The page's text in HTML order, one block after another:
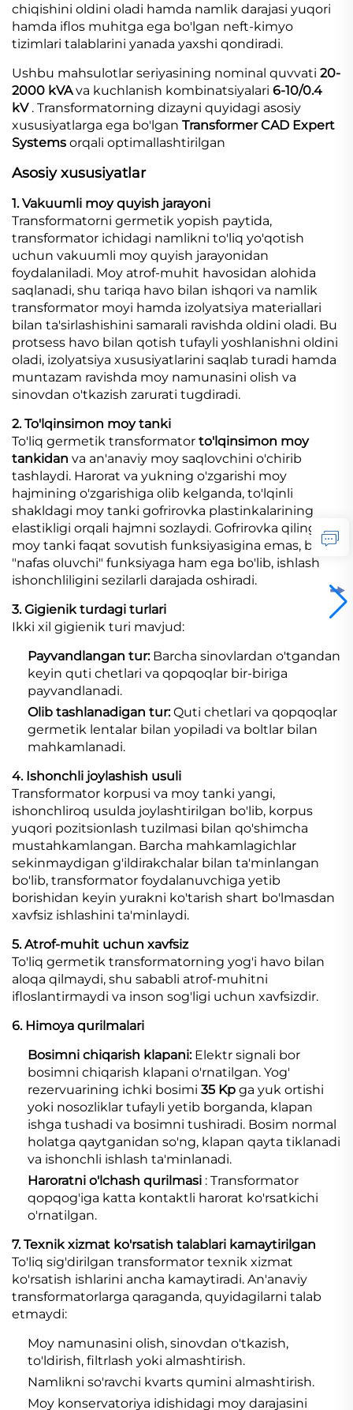
chiqishini oldini oladi hamda namlik darajasi yuqori
hamda iflos muhitga ega bo'lgan neft-kimyo
tizimlari talablarini yanada yaxshi qondiradi.
Ushbu mahsulotlar seriyasining nominal quvvati 20-
2000 kVAva kuchlanish kombinatsiyalari 6-10/0.4
kV . Transformatorning dizayni quyidagi asosiy
xususiyatlarga ega bo'lgan Transformer CAD Expert
Systems orqali optimallashtirilgan
Asosiy xususiyatlar
1. Vakuumli moy quyish jarayoni
Transformatorni germetik yopish paytida,
transformator ichidagi namlikni to'liq yo'qotish
uchun vakuumli moy quyish jarayonidan
foydalaniladi. Moy atrof-muhit havosidan alohida
saqlanadi, shu tariqa havo bilan ishqori va namlik
transformator moyi hamda izolyatsiya materiallari
bilan ta'sirlashishini samarali ravishda oldini oladi. Bu
protsess havo bilan qotish tufayli yoshlanishni oldini
oladi, izolyatsiya xususiyatlarini saqlab turadi hamda
muntazam ravishda moy namunasini olish va
sinovdan o'tkazish zarurati tugdiradi.
2. To'lqinsimon moy tanki
To'liq germetik transformator to'lqinsimon moy
tankidan va an'anaviy moy saqlovchini o'chirib
tashlaydi. Harorat va yukning o'zgarishi moy
hajmining o'zgarishiga olib kelganda, to'lqinli
shakldagi moy tanki gofrirovka plastinkalarining
elastikligi orqali hajmni sozlaydi. Gofrirovka qilingan
moy tanki faqat sovutish funksiyasigina emas, balki
"nafas oluvchi" funksiyaga ham ega bo'lib, ishlash
ishonchliligini sezilarli darajada oshiradi.
3. Gigienik turdagi turlari
Ikki xil gigienik turi mavjud:
Payvandlangan tur: Barcha sinovlardan o'tgandan
keyin quti chetlari va qopqoqlar bir-biriga
payvandlanadi.
Olib tashlanadigan tur:Quti chetlari va qopqoqlar
germetik lentalar bilan yopiladi va boltlar bilan
mahkamlanadi.
4. Ishonchli joylashish usuli
Transformator korpusi va moy tanki yangi,
ishonchliroq usulda joylashtirilgan bo'lib, korpus
yuqori pozitsionlash tuzilmasi bilan qo'shimcha
mustahkamlangan. Barcha mahkamlagichlar
sekinmaydigan g'ildirakchalar bilan ta'minlangan
bo'lib, transformator foydalanuvchiga yetib
borishidan keyin yurakni ko'tarish shart bo'lmasdan
xavfsiz ishlashini ta'minlaydi.
5. Atrof-muhit uchun xavfsiz
To'liq germetik transformatorning yog'i havo bilan
aloqa qilmaydi, shu sababli atrof-muhitni
ifloslantirmaydi va inson sog'ligi uchun xavfsizdir.
6. Himoya qurilmalari
Bosimni chiqarish klapani: Elektr signali bor
bosimni chiqarish klapani o'rnatilgan. Yog'
rezervuarining ichki bosimi 35 Kp ga yuk ortishi
yoki nosozliklar tufayli yetib borganda, klapan
ishga tushadi va bosimni tushiradi. Bosim normal
holatga qaytganidan so'ng, klapan qayta tiklanadi
va ishonchli ishlash ta'minlanadi.
Haroratni o'lchash qurilmasi : Transformator
qopqog'iga katta kontaktli harorat ko'rsatkichi
o'rnatilgan.
7. Texnik xizmat ko'rsatish talablari kamaytirilgan
To'liq sig'dirilgan transformator texnik xizmat
ko'rsatish ishlarini ancha kamaytiradi. An'anaviy
transformatorlarga qaraganda, quyidagilarni talab
etmaydi:
Moy namunasini olish, sinovdan o'tkazish,
to'ldirish, filtrlash yoki almashtirish.
Namlikni so'ravchi kvarts qumini almashtirish.
Moy konservatoriya idishidagi moy darajasini